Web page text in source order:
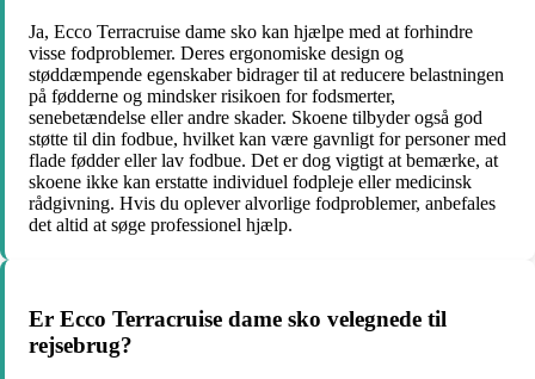
Ja, Ecco Terracruise dame sko kan hjælpe med at forhindre
visse fodproblemer. Deres ergonomiske design og
støddæmpende egenskaber bidrager til at reducere belastningen
på fødderne og mindsker risikoen for fodsmerter,
senebetændelse eller andre skader. Skoene tilbyder også god
støtte til din fodbue, hvilket kan være gavnligt for personer med
flade fødder eller lav fodbue. Det er dog vigtigt at bemærke, at
skoene ikke kan erstatte individuel fodpleje eller medicinsk
rådgivning. Hvis du oplever alvorlige fodproblemer, anbefales
det altid at søge professionel hjælp.
Er Ecco Terracruise dame sko velegnede til
rejsebrug?